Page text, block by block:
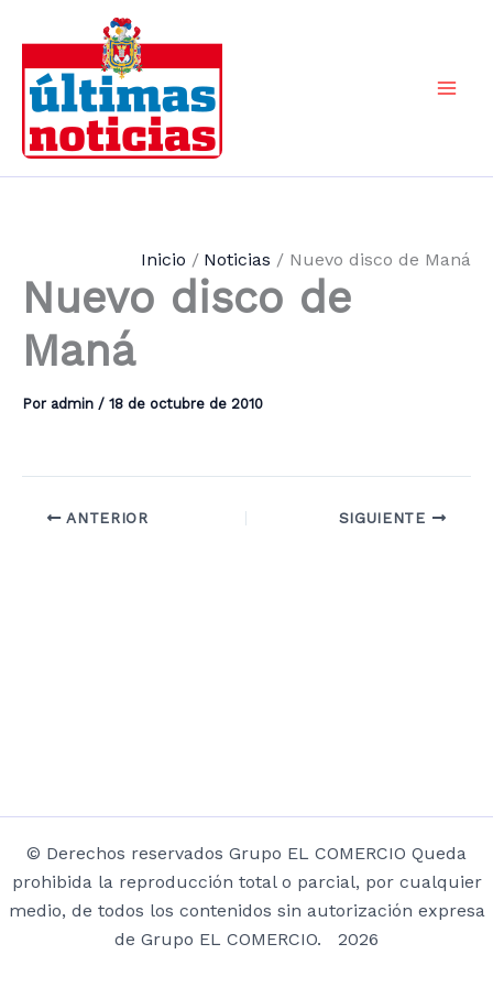
contenido
Inicio Noticias Nuevo disco de Maná
Nuevo disco de
Maná
Por admin / 18 de octubre de 2010
ANTERIOR SIGUIENTE
© Derechos reservados Grupo EL COMERCIO Queda
prohibida la reproducción total o parcial, por cualquier
medio, de todos los contenidos sin autorización expresa
de Grupo EL COMERCIO. 2026